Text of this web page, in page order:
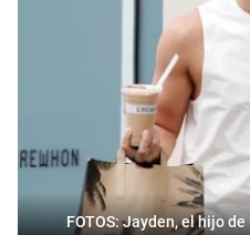
FOTOS: Jayden, el hijo